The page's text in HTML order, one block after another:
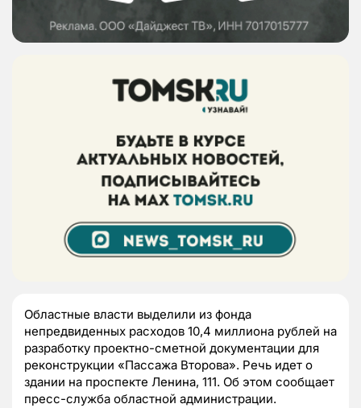
Областные власти выделили из фонда
непредвиденных расходов 10,4 миллиона рублей на
разработку проектно-сметной документации для
реконструкции «Пассажа Второва». Речь идет о
здании на проспекте Ленина, 111. Об этом сообщает
пресс-служба областной администрации.